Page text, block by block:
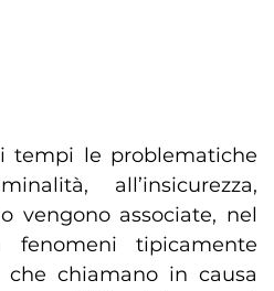
tempi le problematiche
all’insicurezza,
vengono associate, nel
fenomeni tipicamente
chiamano in causa